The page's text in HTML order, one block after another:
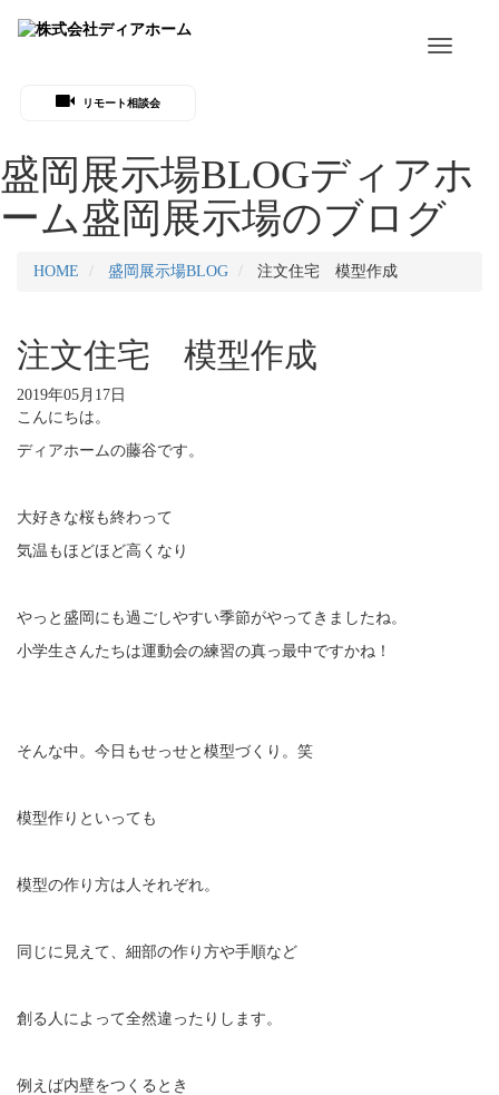
Toggle
リモート相談会
盛岡展示場BLOGディアホ
ーム盛岡展示場のブログ
HOME 盛岡展示場BLOG 注文住宅 模型作成
注文住宅 模型作成
2019年05月17日
こんにちは。
ディアホームの藤谷です。
大好きな桜も終わって
気温もほどほど高くなり
やっと盛岡にも過ごしやすい季節がやってきましたね。
小学生さんたちは運動会の練習の真っ最中ですかね！
そんな中。今日もせっせと模型づくり。笑
模型作りといっても
模型の作り方は人それぞれ。
同じに見えて、細部の作り方や手順など
創る人によって全然違ったりします。
例えば内壁をつくるとき